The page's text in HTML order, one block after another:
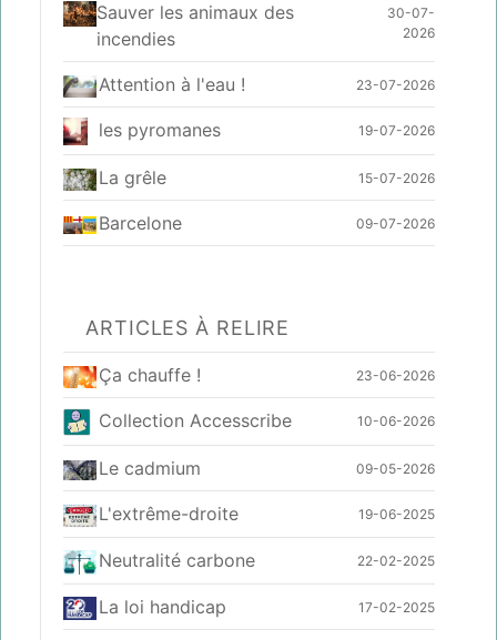
Sauver les animaux des
incendies
30-07-
2026
Attention à l'eau ! 23-07-2026
les pyromanes 19-07-2026
La grêle 15-07-2026
Barcelone 09-07-2026
ARTICLES À RELIRE
Ça chauffe ! 23-06-2026
Collection Accesscribe 10-06-2026
Le cadmium 09-05-2026
L'extrême-droite 19-06-2025
Neutralité carbone 22-02-2025
La loi handicap 17-02-2025